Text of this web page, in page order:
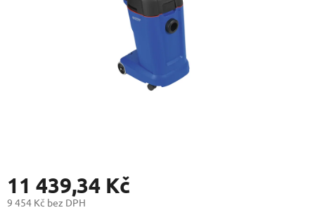
11 439,34 Kč
9 454 Kč bez DPH